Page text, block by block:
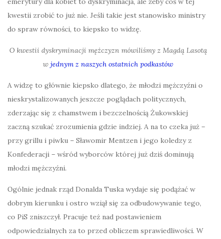
kwestii zrobić to już nie. Jeśli takie jest stanowisko ministry
do spraw równości, to kiepsko to widzę.
O kwestii dyskryminacji mężczyzn mówiliśmy z Magdą Lasotą
w jednym z naszych ostatnich podkastów
A widzę to głównie kiepsko dlatego, że młodzi mężczyźni o
nieskrystalizowanych jeszcze poglądach politycznych,
zderzając się z chamstwem i bezczelnością Żukowskiej
zaczną szukać zrozumienia gdzie indziej. A na to czeka już –
przy grillu i piwku – Sławomir Mentzen i jego koledzy z
Konfederacji – wśród wyborców której już dziś dominują
młodzi mężczyźni.
Ogólnie jednak rząd Donalda Tuska wydaje się podążać w
dobrym kierunku i ostro wziął się za odbudowywanie tego,
co PiS zniszczył. Pracuje też nad postawieniem
odpowiedzialnych za to przed obliczem sprawiedliwości. W